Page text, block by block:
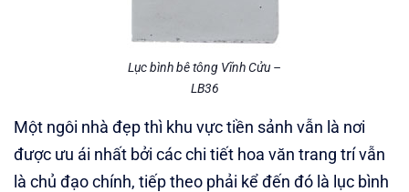
Lục bình bê tông Vĩnh Cửu –
LB36
Một ngôi nhà đẹp thì khu vực tiền sảnh vẫn là nơi
được ưu ái nhất bởi các chi tiết hoa văn trang trí vẫn
là chủ đạo chính, tiếp theo phải kể đến đó là lục bình